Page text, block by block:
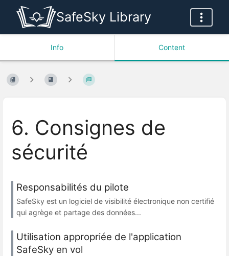
SafeSky Library
Info Content
6. Consignes de
sécurité
Responsabilités du pilote
SafeSky est un logiciel de visibilité électronique non certifié
qui agrège et partage des données...
Utilisation appropriée de l'application
SafeSky en vol